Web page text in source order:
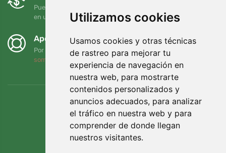
Utilizamos cookies
Usamos cookies y otras técnicas
de rastreo para mejorar tu
experiencia de navegación en
nuestra web, para mostrarte
contenidos personalizados y
anuncios adecuados, para analizar
el tráfico en nuestra web y para
comprender de donde llegan
nuestros visitantes.
Puede devolver o cambiar su pedido en cualquier momento
en un plazo de 90 días
Apoyamos a Trees.org
Por cada pedido plantamos un árbol. Leer más
somos